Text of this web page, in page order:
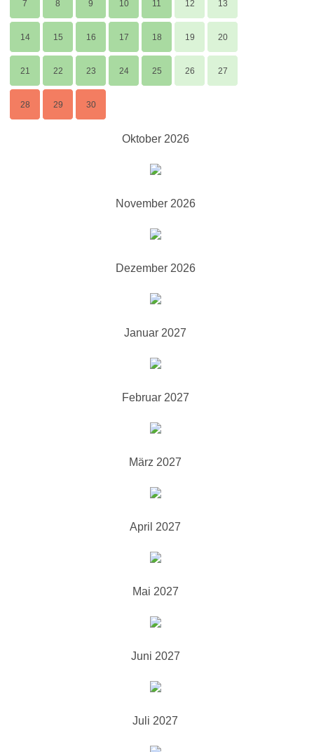
7 8 9 10 11 12 13
14 15 16 17 18 19 20
21 22 23 24 25 26 27
28 29 30
Oktober 2026
November 2026
Dezember 2026
Januar 2027
Februar 2027
März 2027
April 2027
Mai 2027
Juni 2027
Juli 2027